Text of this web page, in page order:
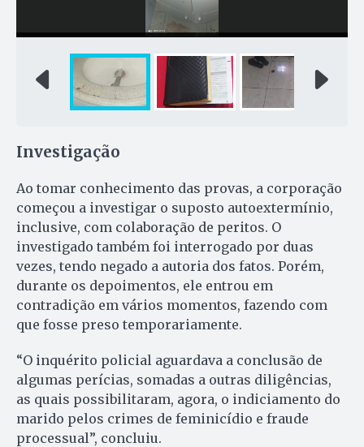
Investigação
Ao tomar conhecimento das provas, a corporação
começou a investigar o suposto autoextermínio,
inclusive, com colaboração de peritos. O
investigado também foi interrogado por duas
vezes, tendo negado a autoria dos fatos. Porém,
durante os depoimentos, ele entrou em
contradição em vários momentos, fazendo com
que fosse preso temporariamente.
“O inquérito policial aguardava a conclusão de
algumas perícias, somadas a outras diligências,
as quais possibilitaram, agora, o indiciamento do
marido pelos crimes de feminicídio e fraude
processual”, concluiu.